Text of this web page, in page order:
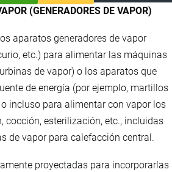
(GENERADORES DE VAPOR)
aparatos generadores de vapor
etc.) para alimentar las máquinas
de vapor) o los aparatos que
de energía (por ejemplo, martillos
incluso para alimentar con vapor los
cocción, esterilización, etc., incluidas
de vapor para calefacción central.
proyectadas para incorporarlas